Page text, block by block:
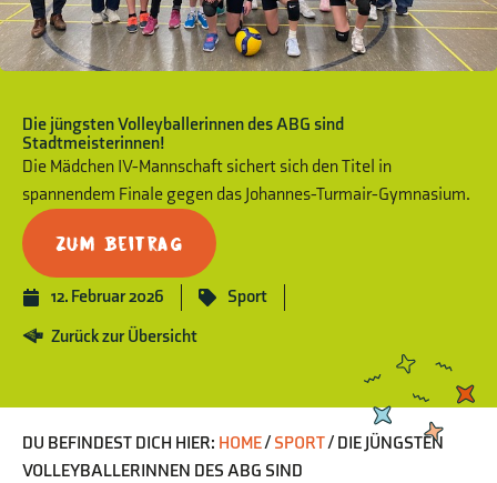
Die jüngsten Volleyballerinnen des ABG sind
Stadtmeisterinnen!
Die Mädchen IV-Mannschaft sichert sich den Titel in
spannendem Finale gegen das Johannes-Turmair-Gymnasium.
Zum Beitrag
12. Februar 2026
Sport
Zurück zur Übersicht
DU BEFINDEST DICH HIER: HOME/ SPORT/ DIE JÜNGSTEN
VOLLEYBALLERINNEN DES ABG SIND